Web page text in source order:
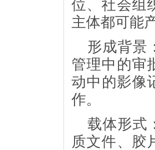
位、社会组
主体都可能
形成背景
管理中的审
动中的影像
作。
载体形式
质文件、胶